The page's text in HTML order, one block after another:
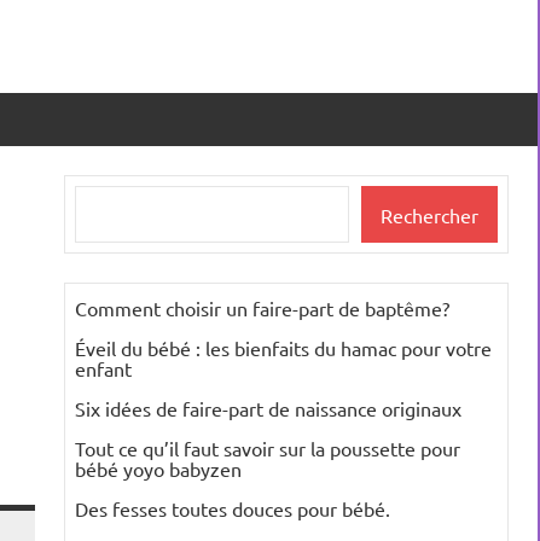
Rechercher
Comment choisir un faire-part de baptême?
Éveil du bébé : les bienfaits du hamac pour votre
enfant
Six idées de faire-part de naissance originaux
Tout ce qu’il faut savoir sur la poussette pour
bébé yoyo babyzen
Des fesses toutes douces pour bébé.